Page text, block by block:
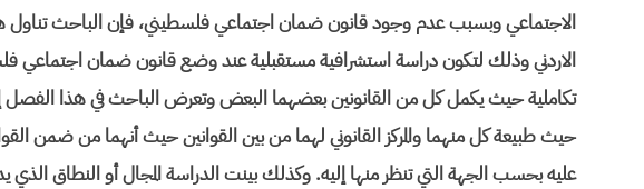
الاجتماعي وبسبب عدم وجود قانون ضمان اجتماعي فلسطيني، فإن الباحث تناول
الاردني وذلك لتكون دراسة استشرافية مستقبلية عند وضع قانون ضمان اجتماعي
تكاملية حيث يكمل كل من القانونين بعضهما البعض وتعرض الباحث في هذا الفصل
حيث طبيعة كل منهما والمركز القانوني لهما من بين القوانين حيث أنهما من ضمن
عليه بحسب الجهة التي تنظر منها إليه. وكذلك بينت الدراسة المجال أو النطاق الذي